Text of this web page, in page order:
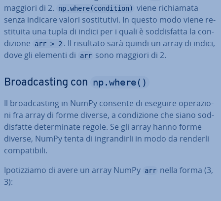
maggiori di 2.
np.where(condition) viene ri­chia­ma­ta
senza indicare valori so­sti­tu­ti­vi. In questo modo viene re­
sti­tui­ta una tupla di indici per i quali è sod­di­sfat­ta la con­
di­zio­ne
arr > 2 . Il risultato sarà quindi un array di indici,
dove gli elementi di
arr sono maggiori di 2.
Broa­d­ca­sting con np.where()
Il broa­d­ca­sting in NumPy consente di eseguire ope­ra­zio­
ni fra array di forme diverse, a con­di­zio­ne che siano sod­
di­sfat­te de­ter­mi­na­te regole. Se gli array hanno forme
diverse, NumPy tenta di in­gran­dir­li in modo da renderli
com­pa­ti­bi­li.
Ipo­tiz­zia­mo di avere un array NumPy arr nella forma (3,
3):